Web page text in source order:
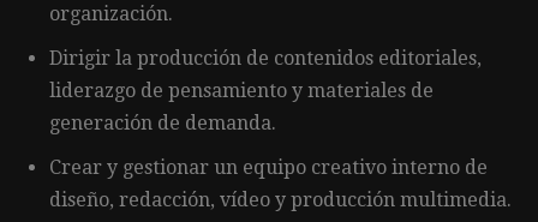
organización.
Dirigir la producción de contenidos editoriales,
liderazgo de pensamiento y materiales de
generación de demanda.
Crear y gestionar un equipo creativo interno de
diseño, redacción, vídeo y producción multimedia.